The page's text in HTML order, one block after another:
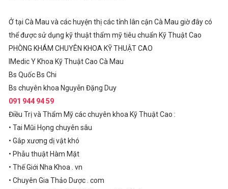
Ở tại Cà Mau và các huyện thị các tỉnh lân cận Cà Mau giờ đây có
thể được sử dụng kỹ thuật thẩm mỹ tiêu chuẩn Kỹ Thuật Cao
PHÒNG KHÁM CHUYÊN KHOA KỸ THUẬT CAO
IMedic Y Khoa Kỹ Thuật Cao Cà Mau
Bs Quốc Bs Chi
Bs chuyên khoa Nguyễn Đặng Duy
091 944 94 59
Điều Trị và Thẩm Mỹ các chuyên khoa Kỹ Thuật Cao :
• Tai Mũi Họng chuyên sâu
• Gắp xương dị vật khó
• Phẫu thuật Hàm Mặt
• Thế Giới Nha Khoa . vn
• Chuyên Gia Thảo Dược . com